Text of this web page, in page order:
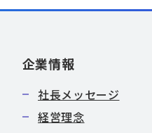
企業情報
社長メッセージ
経営理念